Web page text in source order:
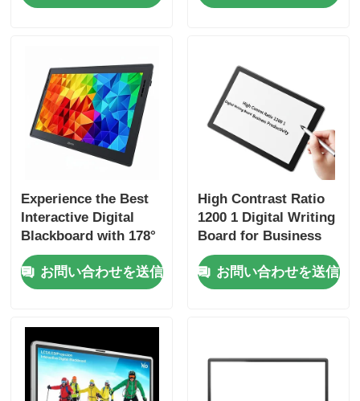
Android
Experience the Best
Interactive Digital
Blackboard with 178°
Viewing Angle VGA
Output and 1200 1
Contrast Ratio
お問い合わせを送信
High Contrast Ratio
1200 1 Digital Writing
Board for Business
Productivity
お問い合わせを送信